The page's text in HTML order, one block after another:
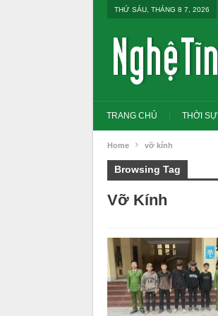
THỨ SÁU, THÁNG 8 7, 2026
TRANG CHỦ THỜI SỰ
Home vỡ kính
Browsing Tag
Vỡ Kính
Tổng Bí thư, Chủ tịch nước yêu cầu thay
đổi tư duy bằng cấp sang nghề nghiệp